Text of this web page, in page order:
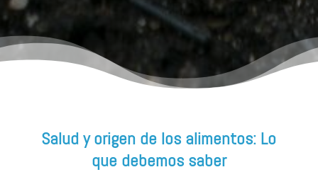
Salud y origen de los alimentos: Lo
que debemos saber